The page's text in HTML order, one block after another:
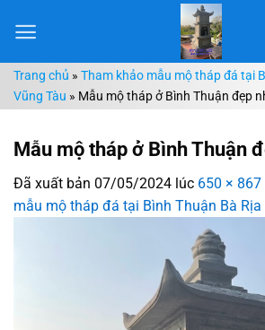
đến
dungTrang chủ » Tham khảo mẫu mộ tháp đá tại
Vũng Tàu » Mẫu mộ tháp ở Bình Thuận đẹp
Mẫu mộ tháp ở Bình Thuận
Đã xuất bản 07/05/2024 lúc 650 × 867
mẫu mộ tháp đá tại Bình Thuận Bà Rịa